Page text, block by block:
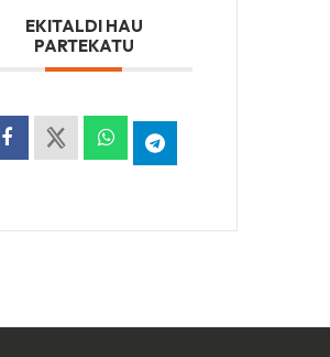
EKITALDI HAU
PARTEKATU